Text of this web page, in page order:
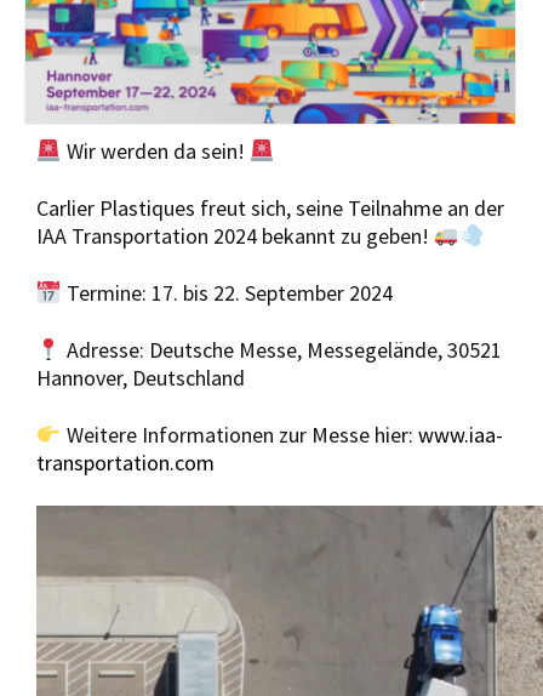
Wir werden da sein!
Carlier Plastiques freut sich, seine Teilnahme an der
IAA Transportation 2024 bekannt zu geben!
Termine: 17. bis 22. September 2024
Adresse: Deutsche Messe, Messegelände, 30521
Hannover, Deutschland
Weitere Informationen zur Messe hier: www.iaa-
transportation.com